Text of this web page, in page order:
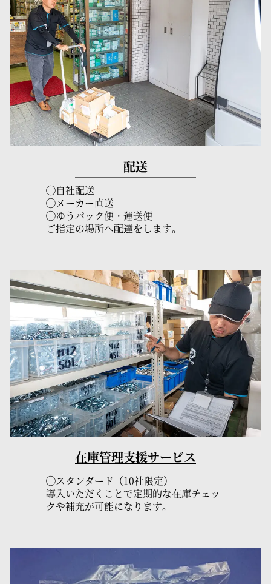
配送
◯自社配送
◯メーカー直送
◯ゆうパック便・運送便
ご指定の場所へ配達をします。
在庫管理支援サービス
◯スタンダード（10社限定）
導入いただくことで定期的な在庫チェッ
クや補充が可能になります。